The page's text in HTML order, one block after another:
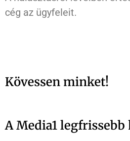
cég az ügyfeleit.
Kövessen minket!
A Media1